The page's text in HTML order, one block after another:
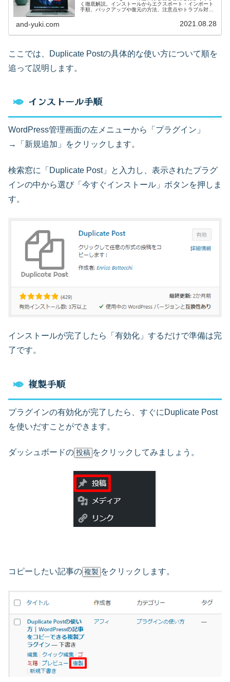
く徹底解説。インストールからエクスポート・インポート
手順、バックアップや復元の方法、注意点やトラブル対処
and-yuki.com 2021.08.28
ここでは、Duplicate Postの具体的な使い方について順を
追って説明します。
インストール手順
WordPress管理画面の左メニューから「プラグイン」
→「新規追加」をクリックします。
検索窓に「Duplicate Post」と入力し、表示されたプラグ
インの中から選び「今すぐインストール」ボタンを押しま
す。
インストールが完了したら「有効化」するだけで準備は完
了です。
複製手順
プラグインの有効化が完了したら、すぐにDuplicate Post
を使いだすことができます。
ダッシュボードの 投稿 をクリックしてみましょう。
コピーしたい記事の 複製 をクリックします。